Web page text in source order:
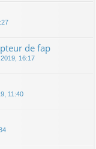
de fap
16:17
11:40